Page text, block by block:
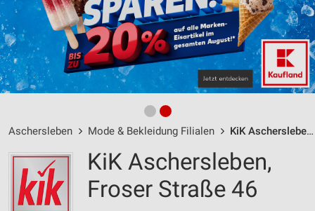
Aschersleben Mode & Bekleidung Filialen KiK Aschersleben / Froser Straße 46 - Öffnungszeiten & Adresse
KiK Aschersleben,
Froser Straße 46